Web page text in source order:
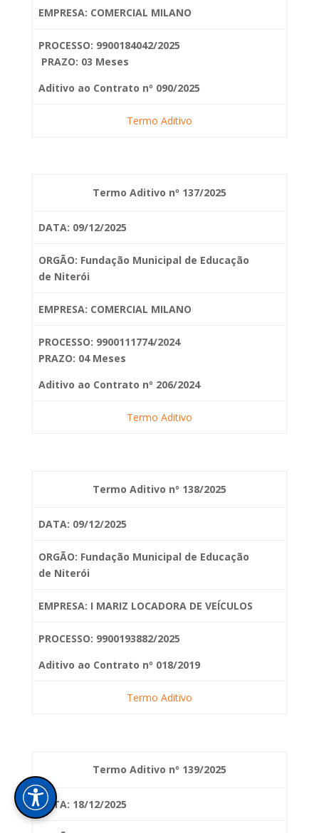
EMPRESA: COMERCIAL MILANO
PROCESSO: 9900184042/2025
PRAZO: 03 Meses
Aditivo ao Contrato nº 090/2025
Termo Aditivo
Termo Aditivo nº 137/2025
DATA: 09/12/2025
ORGÃO: Fundação Municipal de Educação
de Niterói
EMPRESA: COMERCIAL MILANO
PROCESSO: 9900111774/2024
PRAZO: 04 Meses
Aditivo ao Contrato nº 206/2024
Termo Aditivo
Termo Aditivo nº 138/2025
DATA: 09/12/2025
ORGÃO: Fundação Municipal de Educação
de Niterói
EMPRESA: I MARIZ LOCADORA DE VEÍCULOS
PROCESSO: 9900193882/2025
Aditivo ao Contrato nº 018/2019
Termo Aditivo
Termo Aditivo nº 139/2025
DATA: 18/12/2025